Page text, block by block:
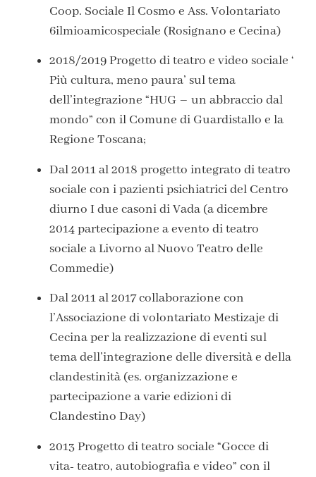
Coop. Sociale Il Cosmo e Ass. Volontariato
6ilmioamicospeciale (Rosignano e Cecina)
2018/2019Progetto di teatro e video sociale ‘
Più cultura, meno paura’ sul tema
dell’integrazione “HUG – un abbraccio dal
mondo” con il Comune di Guardistallo e la
Regione Toscana;
Dal 2011 al 2018 progetto integrato di teatro
sociale con i pazienti psichiatrici del Centro
diurno I due casoni di Vada (a dicembre
2014 partecipazione a evento di teatro
sociale a Livorno al Nuovo Teatro delle
Commedie)
Dal 2011 al 2017collaborazione con
l’Associazione di volontariato Mestizaje di
Cecina per la realizzazione di eventi sul
tema dell’integrazione delle diversità e della
clandestinità (es. organizzazione e
partecipazione a varie edizioni di
Clandestino Day)
2013Progetto di teatro sociale “Gocce di
vita- teatro, autobiografia e video” con il